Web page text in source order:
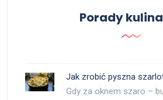
Porady
Jak zrobić pyszna
Gdy za oknem szaro –